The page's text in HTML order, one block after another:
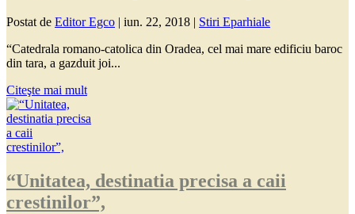
Postat de Editor Egco iun. 22, 2018
Stiri Eparhiale
“Catedrala romano-catolica din Oradea, cel mai mare edificiu baroc
din tara, a gazduit joi...
Citeşte mai mult
“Unitatea, destinatia precisa a caii
crestinilor”,